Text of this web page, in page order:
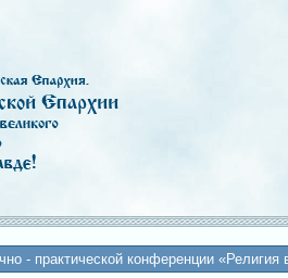
- практической конференции «Религия